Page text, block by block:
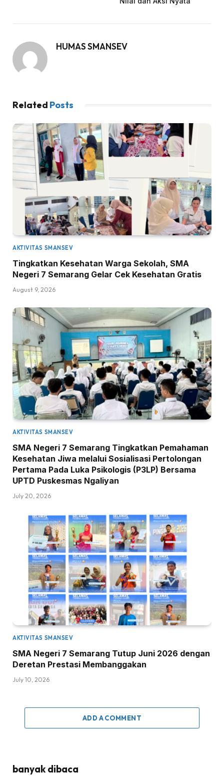
HUMAS SMANSEV
Related Posts
AKTIVITAS SMANSEV
Tingkatkan Kesehatan Warga Sekolah, SMA
Negeri 7 Semarang Gelar Cek Kesehatan Gratis
August 9, 2026
AKTIVITAS SMANSEV
SMA Negeri 7 Semarang Tingkatkan Pemahaman
Kesehatan Jiwa melalui Sosialisasi Pertolongan
Pertama Pada Luka Psikologis (P3LP) Bersama
UPTD Puskesmas Ngaliyan
July 20, 2026
AKTIVITAS SMANSEV
SMA Negeri 7 Semarang Tutup Juni 2026 dengan
Deretan Prestasi Membanggakan
July 10, 2026
ADD A COMMENT
banyak dibaca